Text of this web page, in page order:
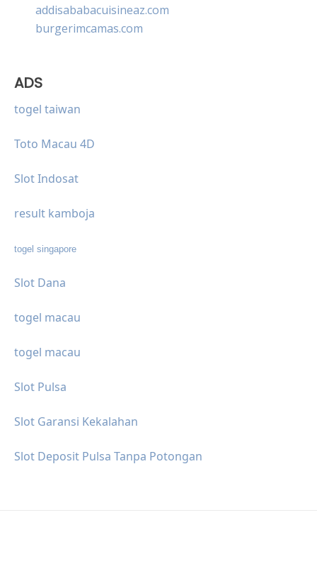
addisababacuisineaz.com
burgerimcamas.com
ADS
togel taiwan
Toto Macau 4D
Slot Indosat
result kamboja
togel singapore
Slot Dana
togel macau
togel macau
Slot Pulsa
Slot Garansi Kekalahan
Slot Deposit Pulsa Tanpa Potongan